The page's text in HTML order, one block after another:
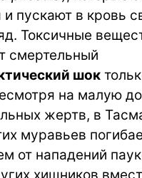
и пускают в кровь
Токсичные
смертельный
шок
на малую
жертв, в
муравьев
от нападений